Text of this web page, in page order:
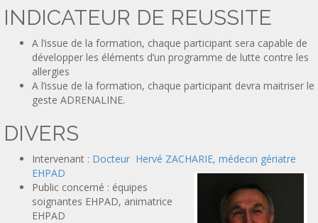
INDICATEUR DE REUSSITE
A l’issue de la formation, chaque participant sera capable de
développer les éléments d’un programme de lutte contre les
allergies
A l’issue de la formation, chaque participant devra maitriser le
geste ADRENALINE.
DIVERS
Intervenant : Docteur Hervé ZACHARIE, médecin gériatre
EHPAD
Public concerné : équipes
soignantes EHPAD, animatrice
EHPAD